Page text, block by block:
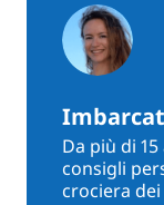
Da più di
consigli
crociera